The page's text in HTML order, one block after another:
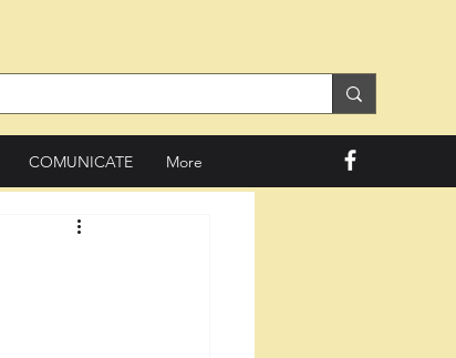
COMUNICATE More